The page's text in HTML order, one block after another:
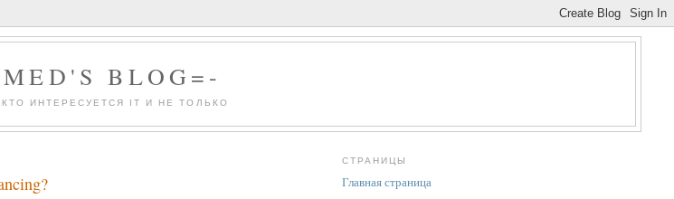
BLOG=-
ИНТЕРЕСУЕТСЯ IT И НЕ ТОЛЬКО
СТРАНИЦЫ
Главная страница